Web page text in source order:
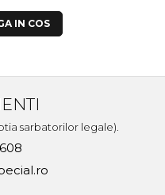
IN COS
sarbatorilor legale).